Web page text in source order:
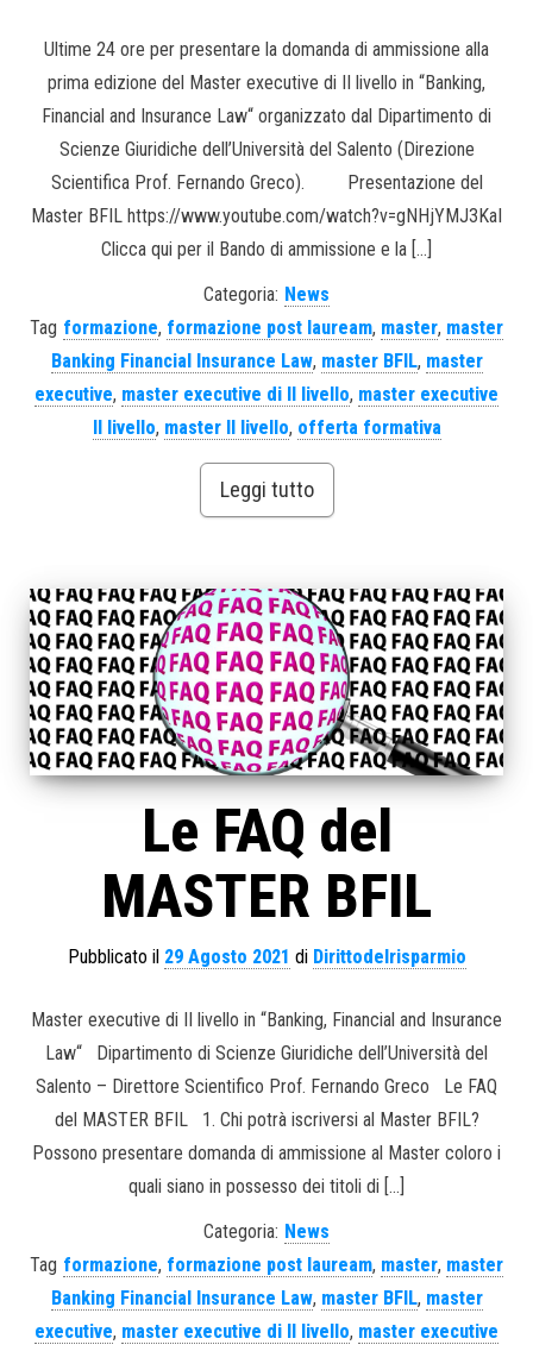
Ultime 24 ore per presentare la domanda di ammissione alla
prima edizione del Master executive di II livello in “Banking,
Financial and Insurance Law“ organizzato dal Dipartimento di
Scienze Giuridiche dell’Università del Salento (Direzione
Scientifica Prof. Fernando Greco). Presentazione del
Master BFIL https://www.youtube.com/watch?v=gNHjYMJ3KaI
Clicca qui per il Bando di ammissione e la […]
Categoria: News
Tag formazione, formazione post lauream, master, master
Banking Financial Insurance Law, master BFIL, master
executive, master executive di II livello, master executive
II livello, master II livello, offerta formativa
Leggi tutto
Le FAQ del
MASTER BFIL
Pubblicato il 29 Agosto 2021 di Dirittodelrisparmio
Master executive di II livello in “Banking, Financial and Insurance
Law“ Dipartimento di Scienze Giuridiche dell’Università del
Salento – Direttore Scientifico Prof. Fernando Greco Le FAQ
del MASTER BFIL 1. Chi potrà iscriversi al Master BFIL?
Possono presentare domanda di ammissione al Master coloro i
quali siano in possesso dei titoli di […]
Categoria: News
Tag formazione, formazione post lauream, master, master
Banking Financial Insurance Law, master BFIL, master
executive, master executive di II livello, master executive